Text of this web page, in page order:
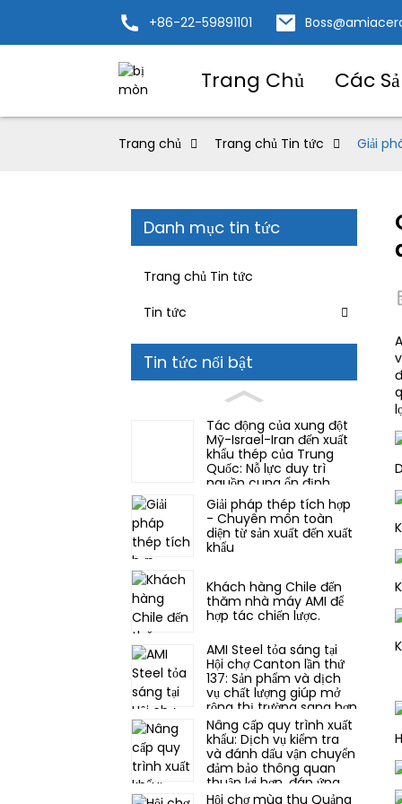
+86-22-59891101
Trang Chủ Các
Trang chủ Trang chủ Tin tức Giải
Danh mục tin tức
Trang chủ Tin tức
Tin tức
Tin tức nổi bật
Tác động của xung đột
Mỹ-Israel-Iran đến xuất
khẩu thép của Trung
Quốc: Nỗ lực duy trì
nguồn cung ổn định
trong bối cảnh thị
trường biến động.
Giải pháp thép tích hợp
- Chuyên môn toàn
diện từ sản xuất đến xuất
khẩu
Khách hàng Chile đến
thăm nhà máy AMI để
hợp tác chiến lược.
AMI Steel tỏa sáng tại
Hội chợ Canton lần thứ
137: Sản phẩm và dịch
vụ chất lượng giúp mở
rộng thị trường sang hơn
30 quốc gia trên thế giới.
Nâng cấp quy trình xuất
khẩu: Dịch vụ kiểm tra
và đánh dấu vận chuyển
đảm bảo thông quan
thuận lợi hơn, đáp ứng
các quy định nhập khẩu
Hội chợ mùa thu Quảng